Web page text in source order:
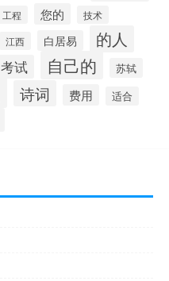
工程 您的 技术
江西 白居易 的人
考试 自己的 苏轼
诗词 费用 适合